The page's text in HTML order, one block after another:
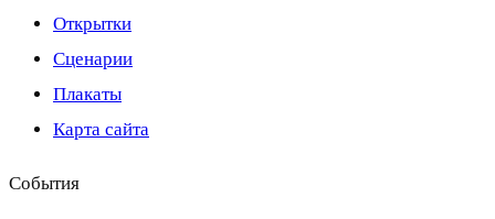
Открытки
Сценарии
Плакаты
Карта сайта
События